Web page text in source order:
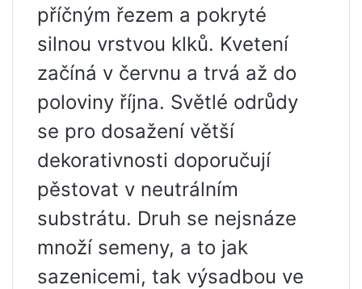
příčným řezem a pokryté
silnou vrstvou klků. Kvetení
začíná v červnu a trvá až do
poloviny října. Světlé odrůdy
se pro dosažení větší
dekorativnosti doporučují
pěstovat v neutrálním
substrátu. Druh se nejsnáze
množí semeny, a to jak
sazenicemi, tak výsadbou ve